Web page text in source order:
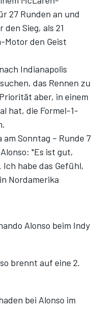
27 Runden an und
Sieg, als 21
Motor den Geist
Indianapolis
das Rennen zu
aber, in einem
hat, die Formel-1-
Sonntag – Runde 7
"Es ist gut,
habe das Gefühl,
Nordamerika
Alonso beim Indy
brennt auf eine 2.
bei Alonso im